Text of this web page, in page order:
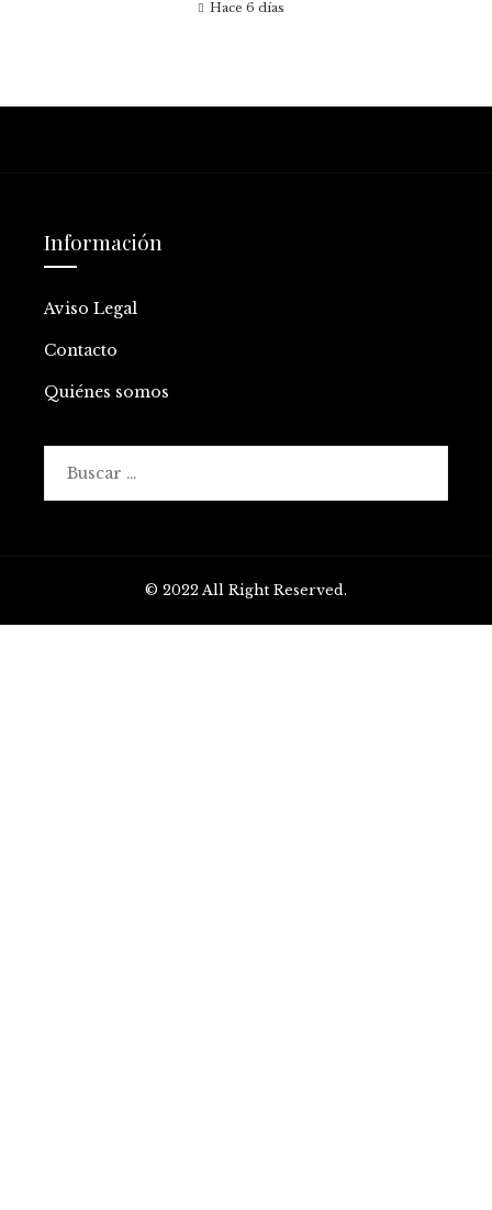
Hace 6 días
Información
Aviso Legal
Contacto
Quiénes somos
© 2022 All Right Reserved.